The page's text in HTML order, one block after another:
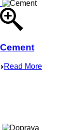
Cement
Read More